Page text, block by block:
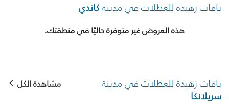
باقات زهيدة للعطلات في مدينةكاندي
هذه العروض غير متوفرة حاليًا في منطقتك.
باقات زهيدة للعطلات في مدينة
سريلانكا
مشاهدة الكل